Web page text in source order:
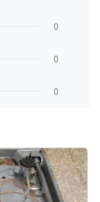
0
0
0